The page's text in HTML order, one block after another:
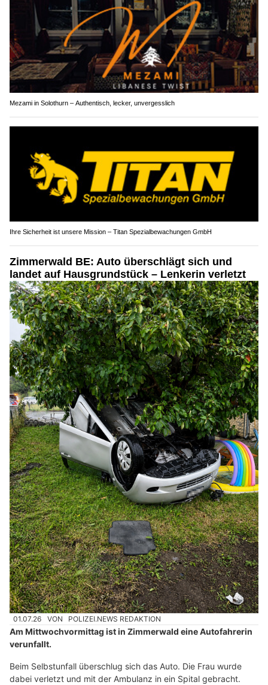
Mezami in Solothurn – Authentisch, lecker, unvergesslich
Ihre Sicherheit ist unsere Mission – Titan Spezialbewachungen GmbH
Zimmerwald BE: Auto überschlägt sich und
landet auf Hausgrundstück – Lenkerin verletzt
01.07.26 VON POLIZEI.NEWS REDAKTION
Am Mittwochvormittag ist in Zimmerwald eine Autofahrerin
verunfallt.
Beim Selbstunfall überschlug sich das Auto. Die Frau wurde
dabei verletzt und mit der Ambulanz in ein Spital gebracht.